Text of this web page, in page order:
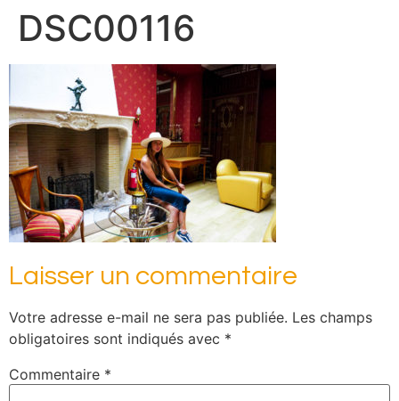
DSC00116
Laisser un commentaire
Votre adresse e-mail ne sera pas publiée. Les champs
obligatoires sont indiqués avec *
Commentaire *